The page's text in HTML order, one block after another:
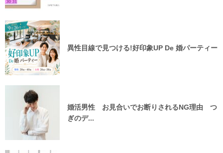
異性目線で見つける!好印象UP De 婚パーティー
婚活男性 お見合いでお断りされるNG理由 つ
ぎのデ...